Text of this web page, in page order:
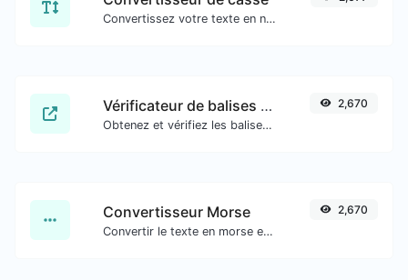
Convertissez votre texte en n'importe quel type de casse, comme minuscule, MAJUSCULE, camelCase...etc.
Vérificateur de balises méta
Obtenez et vérifiez les balises méta de n'importe quel site web.
2,670
Convertisseur Morse
Convertir le texte en morse et inversement pour toute entrée de chaîne.
2,670